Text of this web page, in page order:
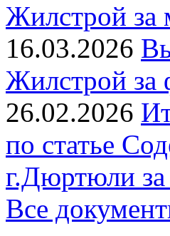
Жилстрой за
16.03.2026
Жилстрой за
26.02.2026
по статье
г.Дюртюли за
Все